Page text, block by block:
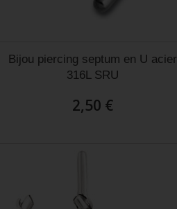
Bijou piercing septum en U acier
316L SRU
2,50 €